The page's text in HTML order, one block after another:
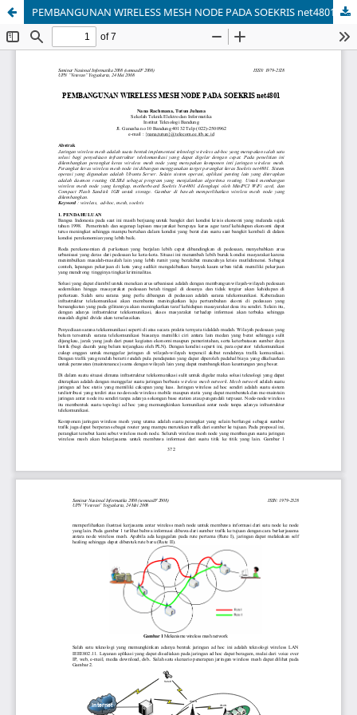
PEMBANGUNAN WIRELESS MESH NODE PADA SOEKRIS net4801